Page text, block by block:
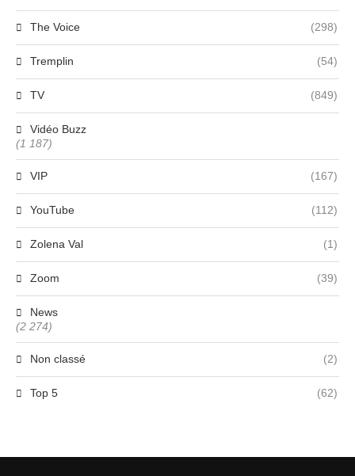
The Voice (298)
Tremplin (54)
TV (849)
Vidéo Buzz
(1 187)
VIP (167)
YouTube (112)
Zolena Val (1)
Zoom (39)
News
(2 274)
Non classé (2)
Top 5 (62)